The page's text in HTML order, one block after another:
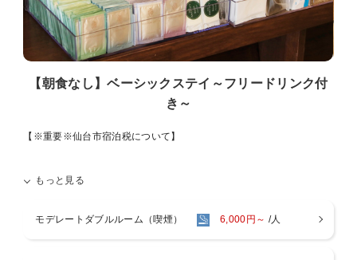
【朝食なし】ベーシックステイ～フリードリンク付
き～
【※重要※仙台市宿泊税について】
6,000円以上(素泊まり･税抜き)の宿泊の場合、300円の宿泊税を別途
対象となるご予約には、表示価格に別途宿泊税が追加となります。
もっと見る
モデレートダブルルーム（喫煙） 6,000円～ /人